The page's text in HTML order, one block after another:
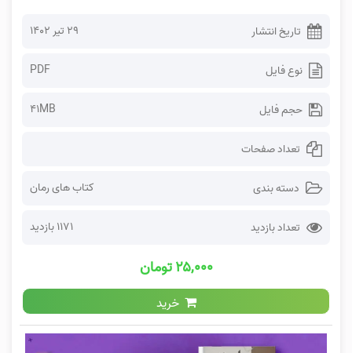
تاریخ انتشار ۲۹ تیر ۱۴۰۲
نوع فایل PDF
حجم فایل 41MB
تعداد صفحات
دسته بندی کتاب های رمان
تعداد بازدید 1171 بازدید
۲۵,۰۰۰ تومان
خرید